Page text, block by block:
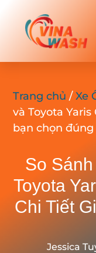
Trang chủ /Xe
và Toyota
bạn chọn đúng
So
Toyota
Chi Tiết
Jessica